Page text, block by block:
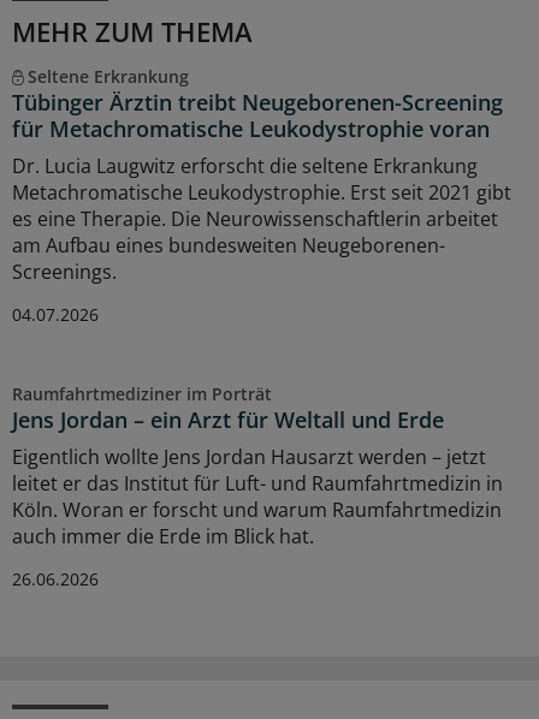
MEHR ZUM THEMA
Seltene Erkrankung
Tübinger Ärztin treibt Neugeborenen-Screening
für Metachromatische Leukodystrophie voran
Dr. Lucia Laugwitz erforscht die seltene Erkrankung
Metachromatische Leukodystrophie. Erst seit 2021 gibt
es eine Therapie. Die Neurowissenschaftlerin arbeitet
am Aufbau eines bundesweiten Neugeborenen-
Screenings.
04.07.2026
Raumfahrtmediziner im Porträt
Jens Jordan – ein Arzt für Weltall und Erde
Eigentlich wollte Jens Jordan Hausarzt werden – jetzt
leitet er das Institut für Luft- und Raumfahrtmedizin in
Köln. Woran er forscht und warum Raumfahrtmedizin
auch immer die Erde im Blick hat.
26.06.2026